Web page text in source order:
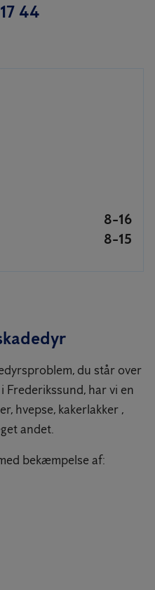
44
8-16
8-15
du står over
Frederikssund, har vi en
hvepse, kakerlakker ,
andet.
bekæmpelse af: